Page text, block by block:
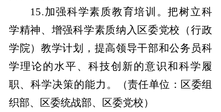
15.加强科学素质教育培训。把树立科
学精神、增强科学素质纳入区委党校（行政
学院）教学计划，提高领导干部和公务员科
学理论的水平、科技创新的意识和科学履
职、科学决策的能力。
（责任单位：区委组
织部、区委统战部、区委党校）